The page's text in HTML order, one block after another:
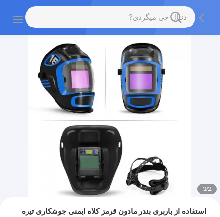
2
/
3
استفاده از باربری بندر مادون قرمز کلاه ایمنی جوشکاری تیره